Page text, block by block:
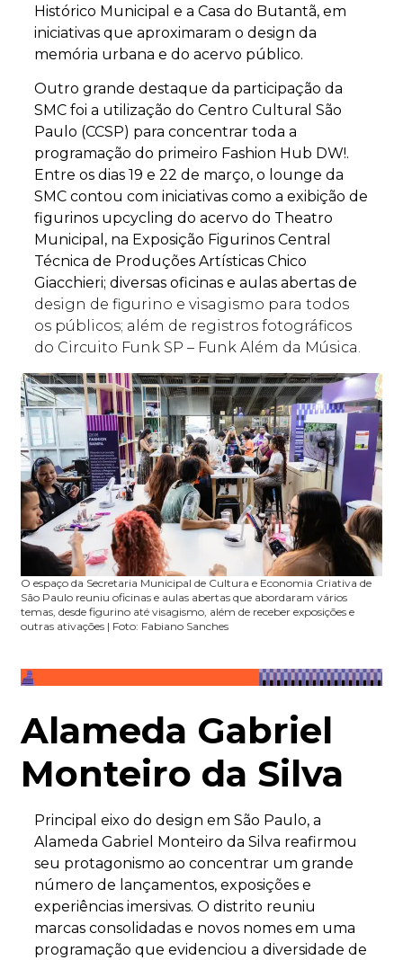
Histórico Municipal e a Casa do Butantã, em
iniciativas que aproximaram o design da
memória urbana e do acervo público.
Outro grande destaque da participação da
SMC foi a utilização do Centro Cultural São
Paulo (CCSP) para concentrar toda a
programação do primeiro Fashion Hub DW!.
Entre os dias 19 e 22 de março, o lounge da
SMC contou com iniciativas como a exibição de
figurinos upcycling do acervo do Theatro
Municipal, na Exposição Figurinos Central
Técnica de Produções Artísticas Chico
Giacchieri; diversas oficinas e aulas abertas de
design de figurino e visagismo para todos
os públicos; além de registros fotográficos
do Circuito Funk SP – Funk Além da Música.
O espaço da Secretaria Municipal de Cultura e Economia Criativa de
São Paulo reuniu oficinas e aulas abertas que abordaram vários
temas, desde figurino até visagismo, além de receber exposições e
outras ativações | Foto: Fabiano Sanches
Alameda Gabriel
Monteiro da Silva
Principal eixo do design em São Paulo, a
Alameda Gabriel Monteiro da Silva reafirmou
seu protagonismo ao concentrar um grande
número de lançamentos, exposições e
experiências imersivas. O distrito reuniu
marcas consolidadas e novos nomes em uma
programação que evidenciou a diversidade de